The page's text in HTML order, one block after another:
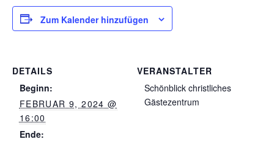
Zum Kalender hinzufügen
DETAILS
Beginn:
FEBRUAR 9, 2024 @
16:00
Ende:
VERANSTALTER
Schönblick christliches
Gästezentrum